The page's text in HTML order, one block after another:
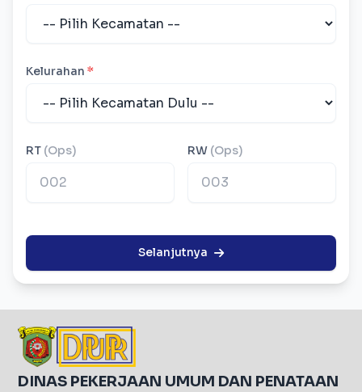
Kelurahan *
RT (Ops) RW (Ops)
Selanjutnya
DINAS PEKERJAAN UMUM DAN PENATAAN